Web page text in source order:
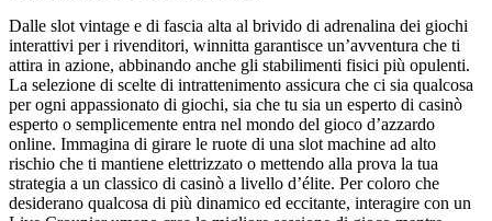
Dalle slot vintage e di fascia alta al brivido di adrenalina dei giochi
interattivi per i rivenditori, winnitta garantisce un’avventura che ti
attira in azione, abbinando anche gli stabilimenti fisici più opulenti.
La selezione di scelte di intrattenimento assicura che ci sia qualcosa
per ogni appassionato di giochi, sia che tu sia un esperto di casinò
esperto o semplicemente entra nel mondo del gioco d’azzardo
online. Immagina di girare le ruote di una slot machine ad alto
rischio che ti mantiene elettrizzato o mettendo alla prova la tua
strategia a un classico di casinò a livello d’élite. Per coloro che
desiderano qualcosa di più dinamico ed eccitante, interagire con un